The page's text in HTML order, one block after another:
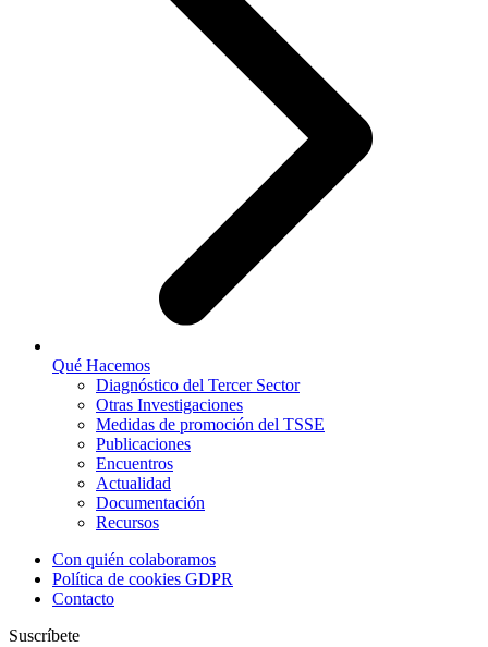
Qué Hacemos
Diagnóstico del Tercer Sector
Otras Investigaciones
Medidas de promoción del TSSE
Publicaciones
Encuentros
Actualidad
Documentación
Recursos
Con quién colaboramos
Política de cookies GDPR
Contacto
Suscríbete